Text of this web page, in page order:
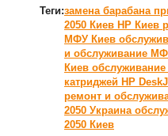
Теги:замена барабана
2050 Киев HP Киев
МФУ Киев
и обслуживание
Киев обслуживание
катриджей HP
ремонт и
2050 Украина
2050 Киев